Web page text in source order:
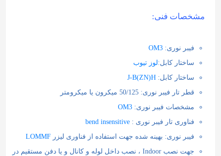
مشخصات فنی:
فیبر نوری:OM3
ساختار کابل:لوز تیوب
ساختار کابل:J-B(ZN)H
قطر تار فیبر نوری:‌ 50/125 میکرون یا میکرومتر
مشخصات فیبر نوری:OM3
فناوری تار فیبر نوری :bend insensitive
فیبر نوری: بهینه شده جهت استفاده از فناوری لیزر LOMMF
جهت نصب Indoor ، نصب داخل لوله و کانال و یا دفن مستقیم در